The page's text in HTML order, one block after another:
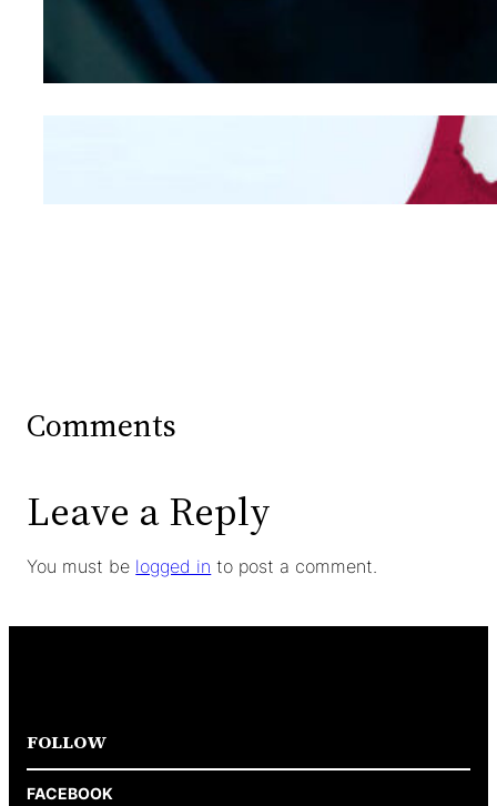
Mengintip Kepribadian
Wanita Dari Warna Bra
Comments
Leave a Reply
You must be logged in to post a comment.
FOLLOW
FACEBOOK